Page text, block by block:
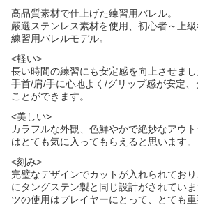
高品質素材で仕上げた練習用バレル。
嚴選ステンレス素材を使用、初心者～上
練習用バレルモデル。
<軽い>
長い時間の練習にも安定感を向上させまし
手首/肩/手に心地よく/グリップ感が安定
ことができます。
<美しい>
カラフルな外観、色鮮やかで絶妙なアウ
はとても気に入ってもらえると思います。
<刻み>
完璧なデザインでカットが入れられてお
にタングステン製と同じ設計がされてい
ツの使用はプレイヤーにとって、とても重